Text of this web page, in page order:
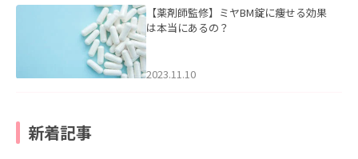
【薬剤師監修】ミヤBM錠に痩せる効果
は本当にあるの？
2023.11.10
新着記事